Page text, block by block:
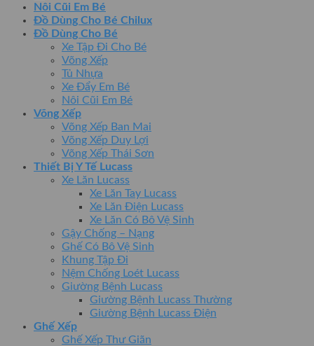
Nôi Cũi Em Bé
Đồ Dùng Cho Bé Chilux
Đồ Dùng Cho Bé
Xe Tập Đi Cho Bé
Võng Xếp
Tủ Nhựa
Xe Đẩy Em Bé
Nôi Cũi Em Bé
Võng Xếp
Võng Xếp Ban Mai
Võng Xếp Duy Lợi
Võng Xếp Thái Sơn
Thiết Bị Y Tế Lucass
Xe Lăn Lucass
Xe Lăn Tay Lucass
Xe Lăn Điện Lucass
Xe Lăn Có Bô Vệ Sinh
Gậy Chống – Nạng
Ghế Có Bô Vệ Sinh
Khung Tập Đi
Nệm Chống Loét Lucass
Giường Bệnh Lucass
Giường Bệnh Lucass Thường
Giường Bệnh Lucass Điện
Ghế Xếp
Ghế Xếp Thư Giãn